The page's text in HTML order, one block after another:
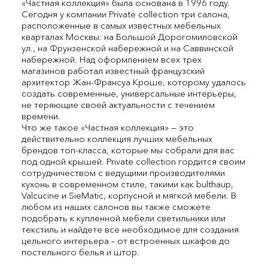
«Частная коллекция» была основана в 1996 году.
Сегодня у компании Private collection три салона,
расположенные в самых известных мебельных
кварталах Москвы: на Большой Дорогомиловской
ул., на Фрунзенской набережной и на Саввинской
набережной. Над оформлением всех трех
магазинов работал известный французский
архитектор Жан-Франсуа Кроше, которому удалось
создать современные, универсальные интерьеры,
не теряющие своей актуальности с течением
времени.
Что же такое «Частная коллекция» — это
действительно коллекция лучших мебельных
брендов топ-класса, которые мы собрали для вас
под одной крышей. Private collection гордится своим
сотрудничеством с ведущими производителями
кухонь в современном стиле, такими как bulthaup,
Valcucine и SieMatic, корпусной и мягкой мебели. В
любом из наших салонов вы также сможете
подобрать к купленной мебели светильники или
текстиль и найдете все необходимое для создания
цельного интерьера – от встроенных шкафов до
постельного белья и штор.